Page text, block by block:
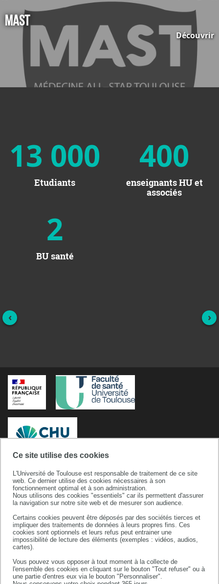
Ce site utilise des cookies
L'Université de Toulouse est responsable de traitement de ce site
web. Ce dernier utilise des cookies nécessaires à son
fonctionnement optimal et à son administration.
Nous utilisons des cookies "essentiels" car ils permettent d'assurer
la navigation sur notre site web et de mesurer son audience.
Certains cookies peuvent être déposés par des sociétés tierces et
impliquer des traitements de données à leurs propres fins. Ces
cookies sont optionnels et leurs refus peut entrainer une
impossibilité de lecture des éléments (exemples : vidéos, audios,
cartes).
Vous pouvez vous opposer à tout moment à la collecte de
l'ensemble des cookies en cliquant sur le bouton "Tout refuser" ou à
une partie d'entres eux via le bouton "Personnaliser".
MAST
Découvrir
13 000
Etudiants
400
enseignants HU et
associés
2
BU santé
‹ ›
Département de Médecine, Maïeutique et Paramédical
Médecine, Maïeutique:
37, Allées Jules Guesde
31000 Toulouse
Tel: +33 (0)5 61 14 59 07
Paramédical:
133, route de Narbonne